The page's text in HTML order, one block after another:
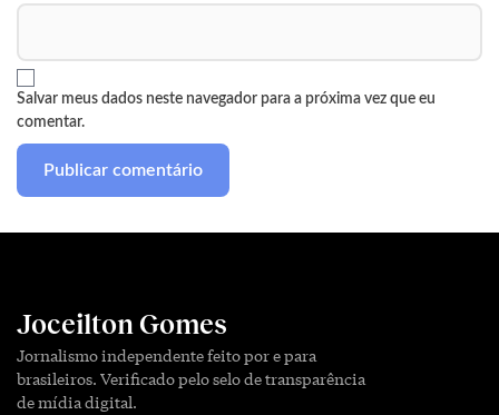
Salvar meus dados neste navegador para a próxima vez que eu
comentar.
Joceilton Gomes
Jornalismo independente feito por e para
brasileiros. Verificado pelo selo de transparência
de mídia digital.